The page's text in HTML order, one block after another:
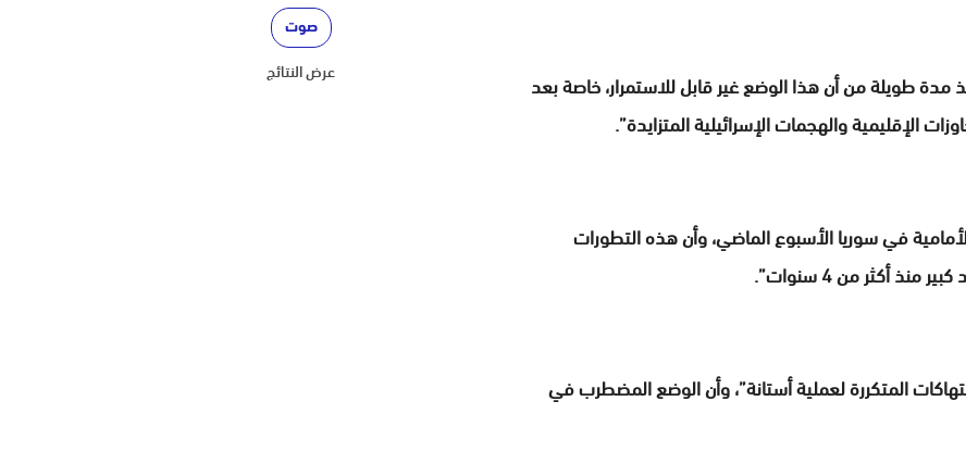
طويلة من أن هذا الوضع غير قابل للاستمرار، خاصة بعد
الإقليمية والهجمات الإسرائيلية المتزايدة”.
في سوريا الأسبوع الماضي، وأن هذه التطورات
أكثر من 4 سنوات”.
المتكررة لعملية أستانة”، وأن الوضع المضطرب في
عرض النتائج